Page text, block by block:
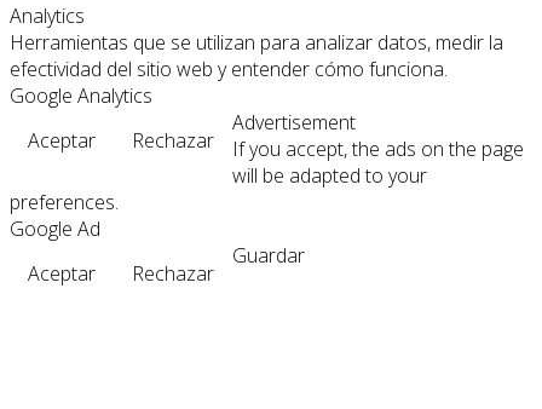
Analytics
Herramientas que se utilizan para analizar datos, medir la
efectividad del sitio web y entender cómo funciona.
Google Analytics
Aceptar
Rechazar
Advertisement
If you accept, the ads on the page
will be adapted to your
preferences.
Google Ad
Aceptar
Rechazar
Guardar